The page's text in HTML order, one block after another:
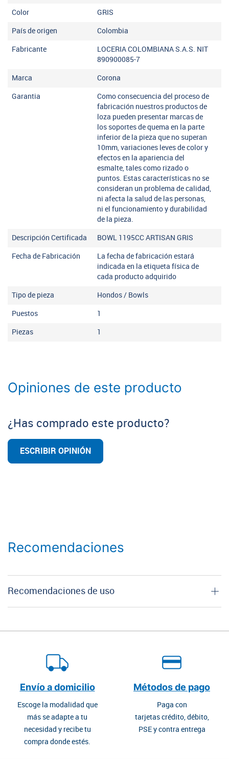
Color GRIS
País de origen Colombia
Fabricante
LOCERIA COLOMBIANA S.A.S. NIT
890900085-7
Marca Corona
Garantia
Como consecuencia del proceso de
fabricación nuestros productos de
loza pueden presentar marcas de
los soportes de quema en la parte
inferior de la pieza que no superan
10mm, variaciones leves de color y
efectos en la apariencia del
esmalte, tales como rizado o
puntos. Estas características no se
consideran un problema de calidad,
ni afecta la salud de las personas,
ni el funcionamiento y durabilidad
de la pieza.
Descripción Certificada BOWL 1195CC ARTISAN GRIS
Fecha de Fabricación
La fecha de fabricación estará
indicada en la etiqueta física de
cada producto adquirido
Tipo de pieza Hondos / Bowls
Puestos 1
Piezas 1
Opiniones de este producto
¿Has comprado este producto?
ESCRIBIR OPINIÓN
Recomendaciones
Recomendaciones de uso
Envío a domicilio
Escoge la modalidad que
más se adapte a tu
necesidad y recibe tu
compra donde estés.
Métodos de pago
Paga con
tarjetas crédito, débito,
PSE y contra entrega